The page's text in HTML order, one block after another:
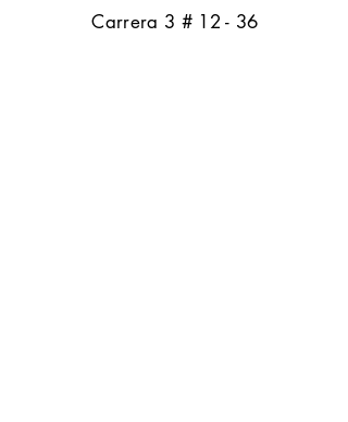
​Carrera 3 # 12 - 36